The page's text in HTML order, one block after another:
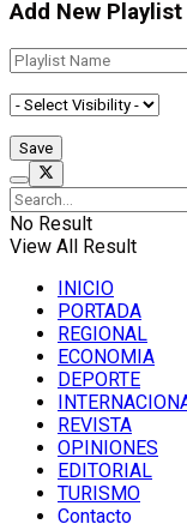
Add New Playlist
No Result
View All Result
INICIO
PORTADA
REGIONAL
ECONOMIA
DEPORTE
REVISTA
OPINIONES
EDITORIAL
TURISMO
Contacto